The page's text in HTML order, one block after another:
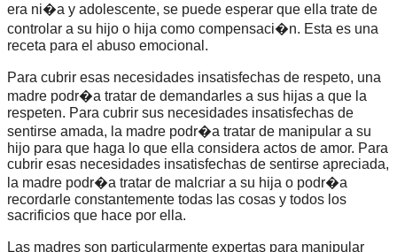
era ni�a y adolescente, se puede esperar que ella trate de
controlar a su hijo o hija como compensaci�n. Esta es una
receta para el abuso emocional.
Para cubrir esas necesidades insatisfechas de respeto, una
madre podr�a tratar de demandarles a sus hijas a que la
respeten. Para cubrir sus necesidades insatisfechas de
sentirse amada, la madre podr�a tratar de manipular a su
hijo para que haga lo que ella considera actos de amor. Para
cubrir esas necesidades insatisfechas de sentirse apreciada,
la madre podr�a tratar de malcriar a su hija o podr�a
recordarle constantemente todas las cosas y todos los
sacrificios que hace por ella.
Las madres son particularmente expertas para manipular